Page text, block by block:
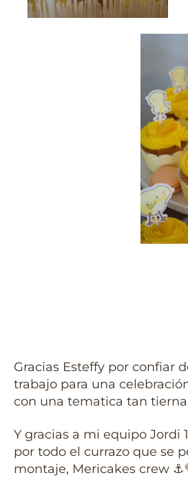
Gracias Esteffy por confiar
trabajo para una
con una tematica tan
Y gracias a mi equipo Jordi
por todo el currazo que se
montaje, Mericakes crew